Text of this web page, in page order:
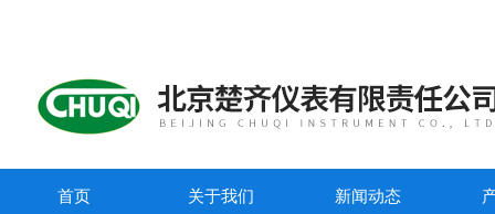
首页 关于我们 新闻动态